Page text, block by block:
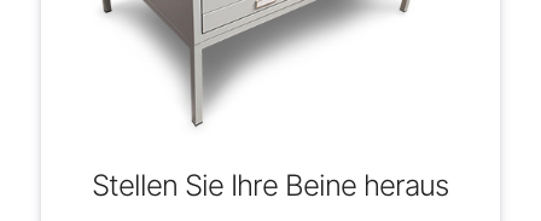
Stellen Sie Ihre Beine heraus